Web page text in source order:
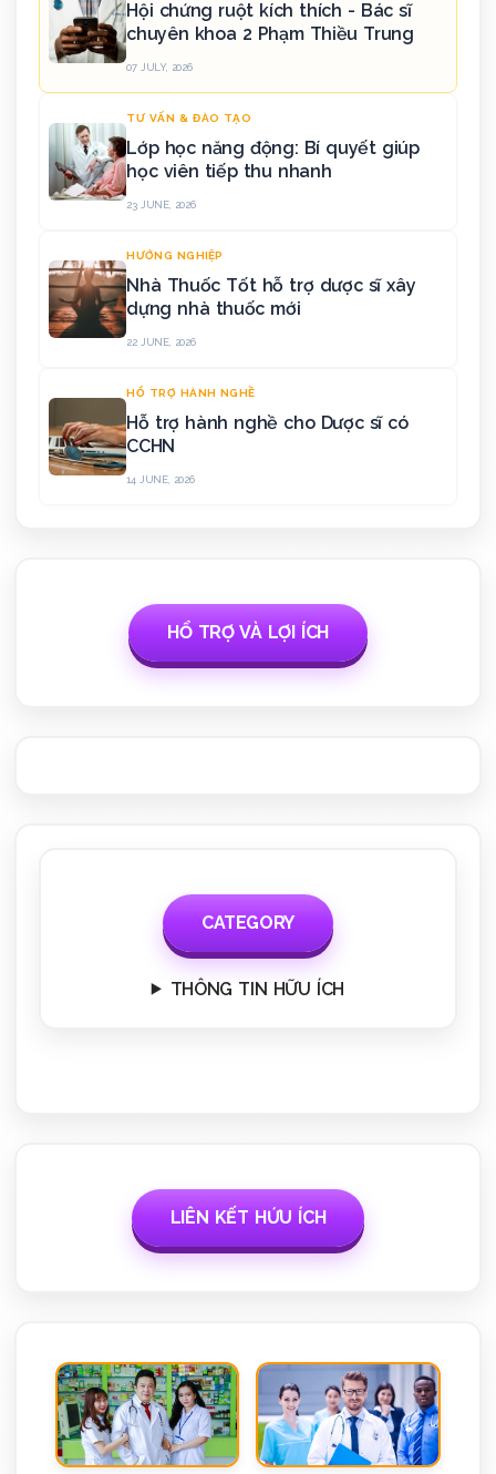
Hội chứng ruột kích thích - Bác sĩ
chuyên khoa 2 Phạm Thiều Trung
07 JULY, 2026
TƯ VẤN & ĐÀO TẠO
Lớp học năng động: Bí quyết giúp
học viên tiếp thu nhanh
23 JUNE, 2026
HƯỚNG NGHIỆP
Nhà Thuốc Tốt hỗ trợ dược sĩ xây
dựng nhà thuốc mới
22 JUNE, 2026
HỔ TRỢ HÀNH NGHỀ
Hỗ trợ hành nghề cho Dược sĩ có
CCHN
14 JUNE, 2026
HỔ TRỢ VÀ LỢI ÍCH
CATEGORY
THÔNG TIN HỮU ÍCH
LIÊN KẾT HỨU ÍCH